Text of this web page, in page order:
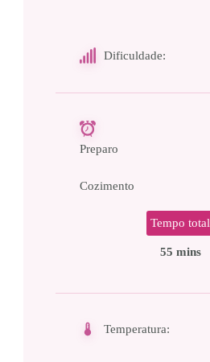
Dificuldade:
Preparo
Cozimento
Tempo total
55 mins
Temperatura: